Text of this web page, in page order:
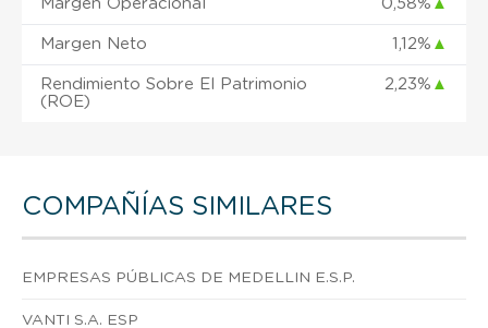
Margen Operacional 0,58% ▲
Margen Neto 1,12% ▲
Rendimiento Sobre El Patrimonio
(ROE)
2,23% ▲
COMPAÑÍAS SIMILARES
EMPRESAS PÚBLICAS DE MEDELLIN E.S.P.
VANTI S.A. ESP